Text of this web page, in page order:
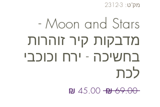
מק"ט: 2312-3
Moon and Stars -
מדבקות קיר זוהרות
בחשיכה - ירח וכוכבי
לכת
‏69.00 ‏₪
מחיר